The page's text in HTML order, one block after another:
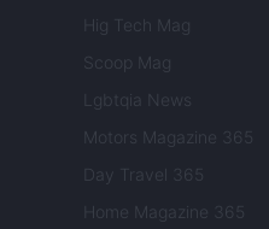
Hig Tech Mag
Scoop Mag
Lgbtqia News
Motors Magazine 365
Day Travel 365
Home Magazine 365